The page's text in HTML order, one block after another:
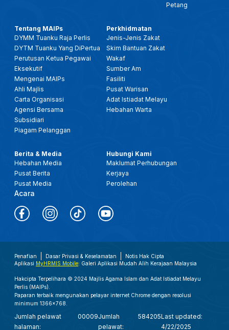
Petang
Tentang MAIPs
DYMM Tuanku Raja Perlis
DYTM Tuanku Yang DiPertua
Perutusan Ketua Pegawai
Eksekutif
Mengenai MAIPs
Ahli Majlis
Carta Organisasi
Agensi Bersama
Subsidiari
Piagam Pelanggan
Perkhidmatan
Jenis-Jenis Zakat
Skim Bantuan Zakat
Wakaf
Sumber Am
Fasiliti
Pusat Warisan
Adat Istiadat Melayu
Hebahan Warta
Berita & Media
Hebahan Media
Pusat Berita
Pusat Media
Acara
Hubungi Kami
Maklumat Perhubungan
Kerjaya
Perolehan
Penafian Dasar Privasi & Keselamatan
Notis Hak Cipta
Aplikasi MyHRMIS Mobile: Galeri Aplikasi Mudah Alih Kerajaan Malaysia
Hakcipta Terpelihara © 2024 Majlis Agama Islam dan Adat Istiadat Melayu
Perlis (MAIPs).
Paparan terbaik mengunakan pelayar internet Chrome dengan resolusi
minimum 1366x768.
Jumlah pelawat
halaman:
00009Jumlah
pelawat:
584205Last updated:
4/22/2025